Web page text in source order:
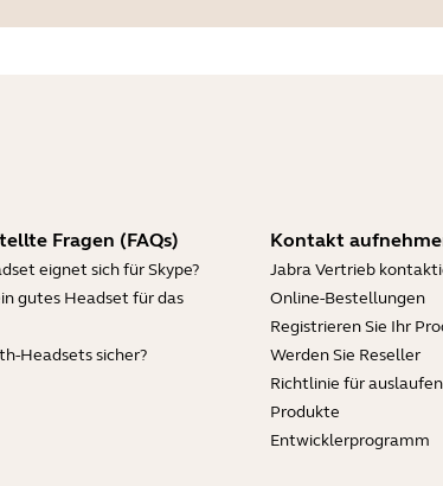
Fragen (FAQs)
eignet sich für Skype?
gutes Headset für das
Headsets sicher?
Kontakt
Jabra Vertrieb
Online-Bestellungen
Registrieren Sie Ihr
Werden Sie Reseller
Richtlinie für
Produkte
Entwicklerprogramm